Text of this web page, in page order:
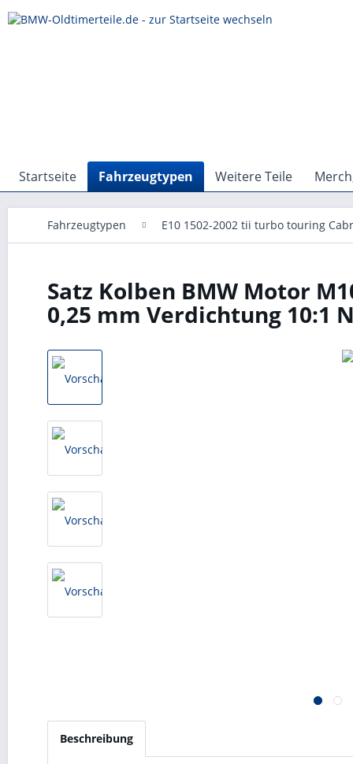
Startseite Fahrzeugtypen Weitere Teile
Fahrzeugtypen E10 1502-2002 tii turbo touring
Satz Kolben BMW Motor
0,25 mm Verdichtung 10:1
Beschreibung